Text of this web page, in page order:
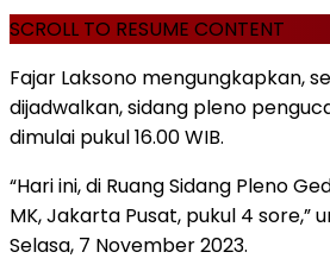
SCROLL TO RESUME CONTENT
Fajar Laksono mengungkapkan,
dijadwalkan, sidang pleno
dimulai pukul 16.00 WIB.
“Hari ini, di Ruang Sidang Pleno
MK, Jakarta Pusat, pukul 4 sore,”
Selasa, 7 November 2023.